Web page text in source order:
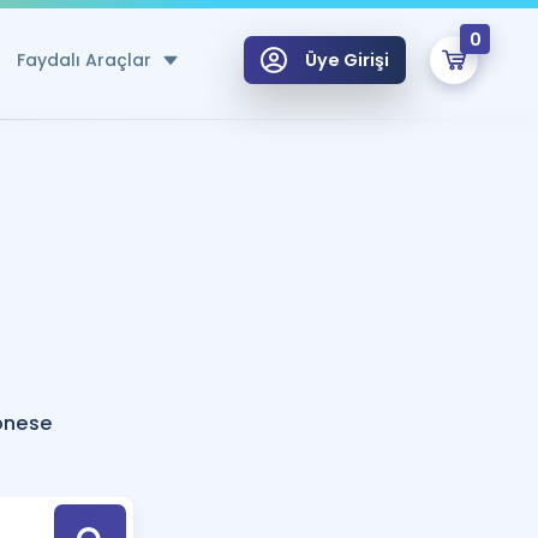
Faydalı Araçlar
Hesaplama Aracı
için Öneriler
Tek Takvimde
Üye Girişi
0
Hoca ile seni sınava hazırlayacak onlarca eğitim seni bekliyor!